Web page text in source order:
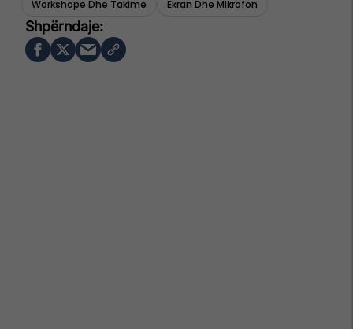
Workshope Dhe Takime Ekran Dhe Mikrofon